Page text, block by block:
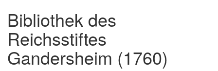
Bibliothek des
Reichsstiftes
Gandersheim (1760)